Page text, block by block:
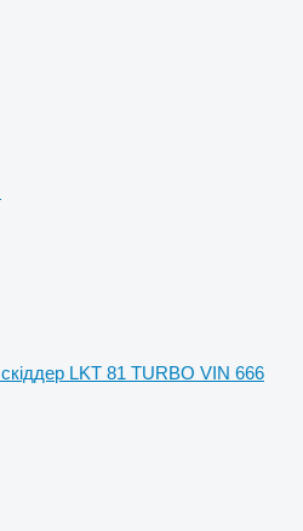
скіддер LKT 81 TURBO VIN 666